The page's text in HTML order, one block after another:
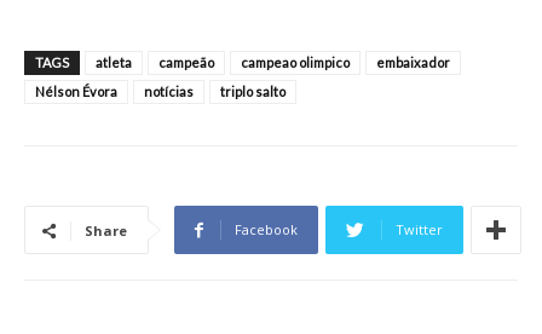
TAGS atleta campeão campeao olimpico
embaixador
Nélson Évora
notícias triplo salto
Share Facebook Twitter